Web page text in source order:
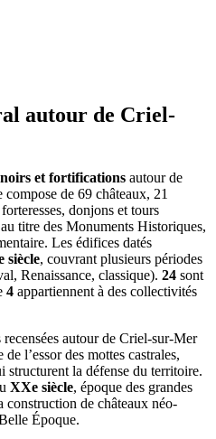
autour de Criel-
et fortifications autour de
compose de 69 châteaux, 21
donjons et tours
au titre des Monuments Historiques,
Les édifices datés
siècle, couvrant plusieurs périodes
Renaissance, classique). 24 sont
4 appartiennent à des collectivités
autour de Criel-sur-Mer
de l’essor des mottes castrales,
structurent la défense du territoire.
XXe siècle, époque des grandes
construction de châteaux néo-
Époque.